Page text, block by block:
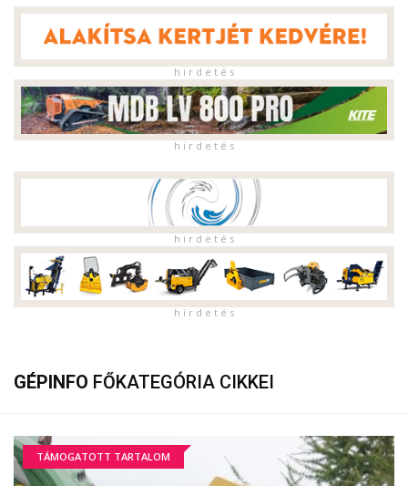
h i r d e t é s
h i r d e t é s
h i r d e t é s
h i r d e t é s
GÉPINFO FŐKATEGÓRIA CIKKEI
TÁMOGATOTT TARTALOM